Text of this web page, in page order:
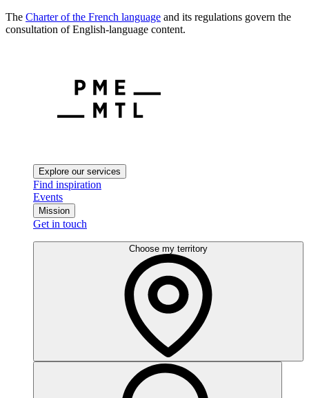
The Charter of the French language and its regulations govern the
consultation of English-language content.
Explore our services
Find inspiration
Events
Mission
Get in touch
Choose my territory